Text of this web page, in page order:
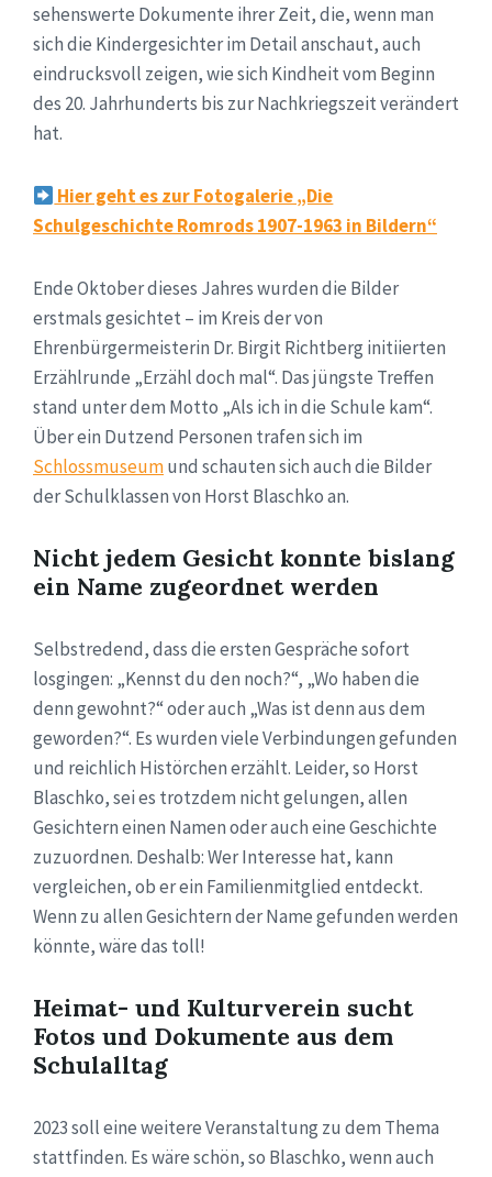
sehenswerte Dokumente ihrer Zeit, die, wenn man
sich die Kindergesichter im Detail anschaut, auch
eindrucksvoll zeigen, wie sich Kindheit vom Beginn
des 20. Jahrhunderts bis zur Nachkriegszeit verändert
hat.
Hier geht es zur Fotogalerie „Die
Schulgeschichte Romrods 1907-1963 in Bildern“
Ende Oktober dieses Jahres wurden die Bilder
erstmals gesichtet – im Kreis der von
Ehrenbürgermeisterin Dr. Birgit Richtberg initiierten
Erzählrunde „Erzähl doch mal“. Das jüngste Treffen
stand unter dem Motto „Als ich in die Schule kam“.
Über ein Dutzend Personen trafen sich im
Schlossmuseumund schauten sich auch die Bilder
der Schulklassen von Horst Blaschko an.
Nicht jedem Gesicht konnte bislang
ein Name zugeordnet werden
Selbstredend, dass die ersten Gespräche sofort
losgingen: „Kennst du den noch?“, „Wo haben die
denn gewohnt?“ oder auch „Was ist denn aus dem
geworden?“. Es wurden viele Verbindungen gefunden
und reichlich Histörchen erzählt. Leider, so Horst
Blaschko, sei es trotzdem nicht gelungen, allen
Gesichtern einen Namen oder auch eine Geschichte
zuzuordnen. Deshalb: Wer Interesse hat, kann
vergleichen, ob er ein Familienmitglied entdeckt.
Wenn zu allen Gesichtern der Name gefunden werden
könnte, wäre das toll!
Heimat- und Kulturverein sucht
Fotos und Dokumente aus dem
Schulalltag
2023 soll eine weitere Veranstaltung zu dem Thema
stattfinden. Es wäre schön, so Blaschko, wenn auch